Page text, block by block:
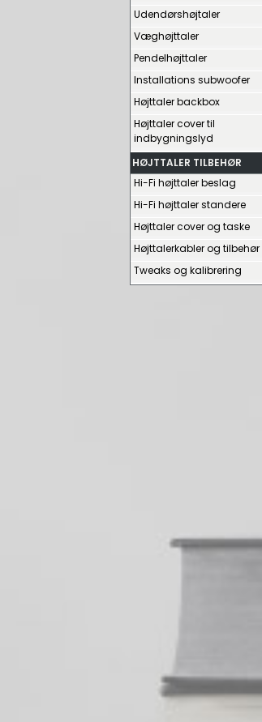
Udendørshøjtaler
Væghøjttaler
Pendelhøjttaler
Installations subwoofer
Højttaler backbox
Højttaler cover til
indbygningslyd
HØJTTALER TILBEHØR
Hi-Fi højttaler beslag
Hi-Fi højttaler standere
Højttaler cover og taske
Højttalerkabler og tilbehør
Tweaks og kalibrering